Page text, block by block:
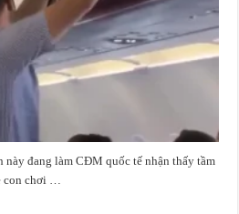
này đang làm CĐM quốc tế nhận thấy tầm
con chơi …